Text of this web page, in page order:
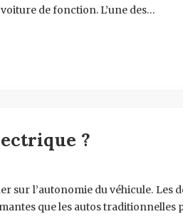
de fonction. L’une des…
?
sur l’autonomie du véhicule.
que les autos traditionnelles